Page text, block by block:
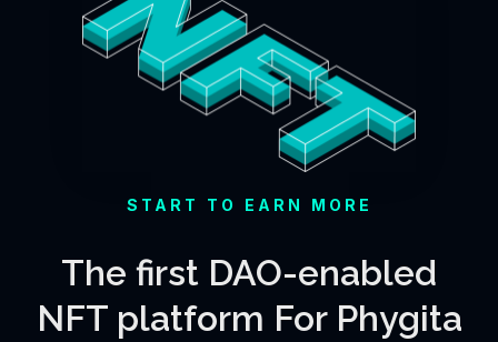
START TO EARN MORE
The first DAO-enabled
NFT platform For Phygita